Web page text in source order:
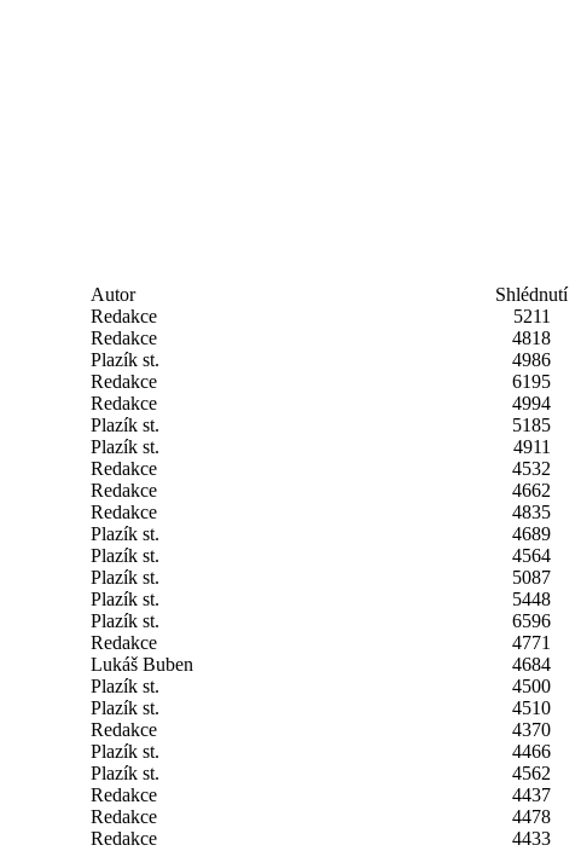
Autor
Shlédnutí
Redakce
5211
Redakce
4818
Plazík st.
4986
Redakce
6195
Redakce
4994
Plazík st.
5185
Plazík st.
4911
Redakce
4532
Redakce
4662
Redakce
4835
Plazík st.
4689
Plazík st.
4564
Plazík st.
5087
Plazík st.
5448
Plazík st.
6596
Redakce
4771
Lukáš Buben
4684
Plazík st.
4500
Plazík st.
4510
Redakce
4370
Plazík st.
4466
Plazík st.
4562
Redakce
4437
Redakce
4478
Redakce
4433